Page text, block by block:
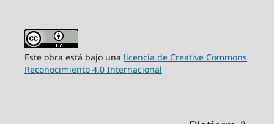
Este obra está bajo una licencia de Creative Commons
Reconocimiento 4.0 Internacional